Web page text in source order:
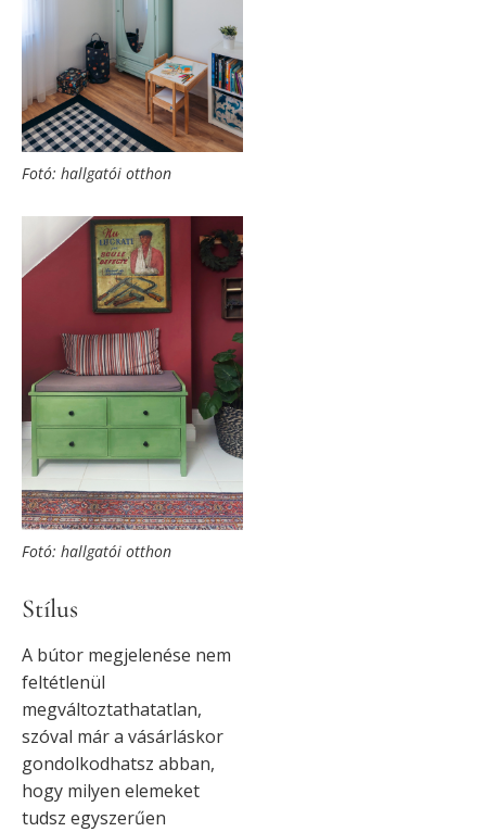
Fotó: hallgatói otthon
Fotó: hallgatói otthon
Stílus
A bútor megjelenése nem
feltétlenül
megváltoztathatatlan,
szóval már a vásárláskor
gondolkodhatsz abban,
hogy milyen elemeket
tudsz egyszerűen